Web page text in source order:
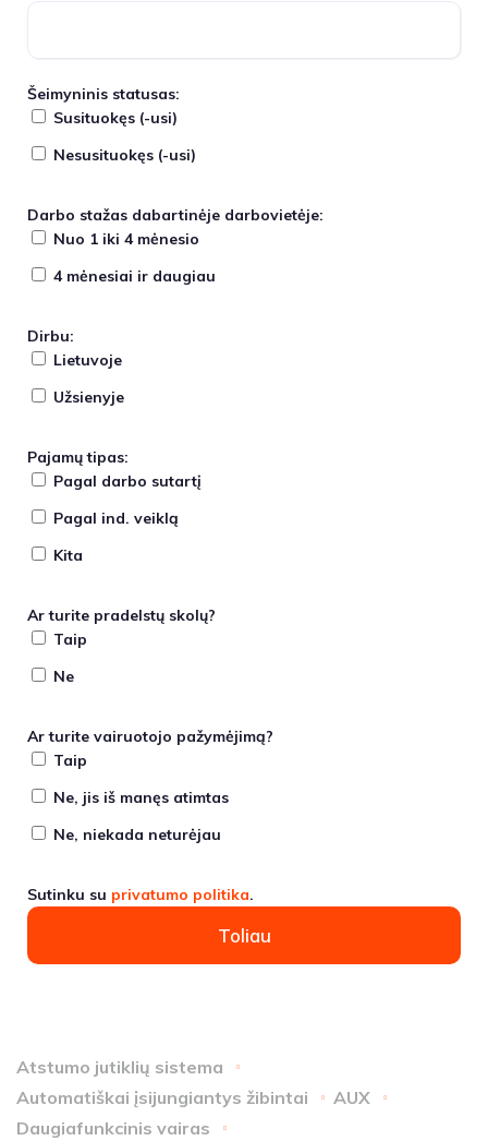
Šeimyninis statusas:
Susituokęs (-usi)
Nesusituokęs (-usi)
Darbo stažas dabartinėje darbovietėje:
Nuo 1 iki 4 mėnesio
4 mėnesiai ir daugiau
Dirbu:
Lietuvoje
Užsienyje
Pajamų tipas:
Pagal darbo sutartį
Pagal ind. veiklą
Kita
Ar turite pradelstų skolų?
Taip
Ne
Ar turite vairuotojo pažymėjimą?
Taip
Ne, jis iš manęs atimtas
Ne, niekada neturėjau
Sutinku su privatumo politika.
Toliau
Atstumo jutiklių sistema
Automatiškai įsijungiantys žibintai
AUX
Daugiafunkcinis vairas